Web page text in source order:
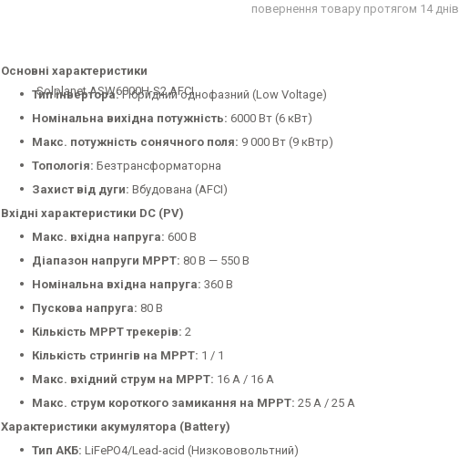
повернення товару протягом 14 днів
Основні характеристики
Тип інвертора:Гібридний однофазний (Low Voltage)
Номінальна вихідна потужність: 6000 Вт (6 кВт)
Макс. потужність сонячного поля: 9 000 Вт (9 кВтp)
Топологія: Безтрансформаторна
Захист від дуги: Вбудована (AFCI)
Вхідні характеристики DC (PV)
Макс. вхідна напруга: 600 В
Діапазон напруги MPPT: 80 В — 550 В
Номінальна вхідна напруга: 360 В
Пускова напруга: 80 В
Кількість MPPT трекерів: 2
Кількість стрингів на MPPT: 1 / 1
Макс. вхідний струм на MPPT: 16 А / 16 А
Макс. струм короткого замикання на MPPT: 25 А / 25 А
Характеристики акумулятора (Battery)
Тип АКБ: LiFePO4/Lead-acid (Низкововольтний)